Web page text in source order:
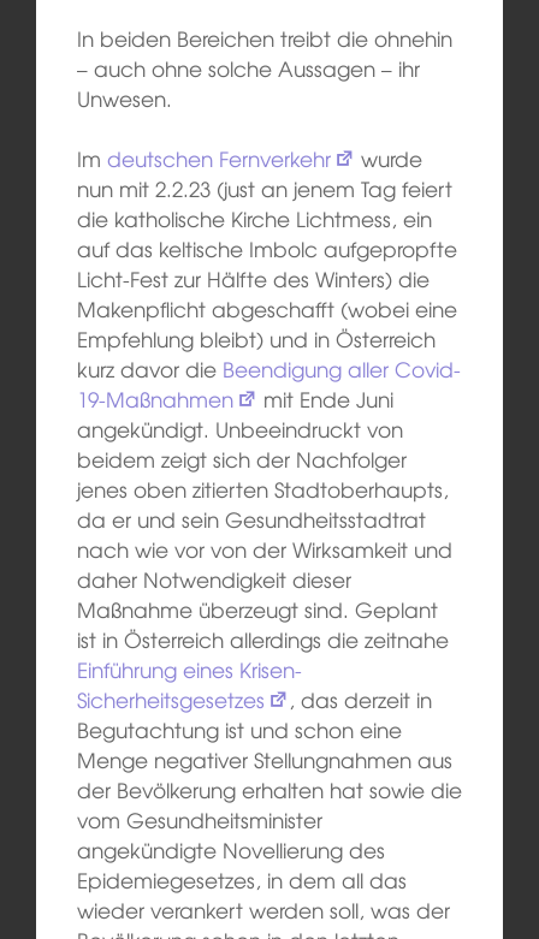
In beiden Bereichen treibt die ohnehin
– auch ohne solche Aussagen – ihr
Unwesen.
Im deutschen Fernverkehr
wurde
nun mit 2.2.23 (just an jenem Tag feiert
die katholische Kirche Lichtmess, ein
auf das keltische Imbolc aufgepropfte
Licht-Fest zur Hälfte des Winters) die
Makenpflicht abgeschafft (wobei eine
Empfehlung bleibt) und in Österreich
kurz davor die Beendigung aller Covid-
19-Maßnahmen
mit Ende Juni
angekündigt. Unbeeindruckt von
beidem zeigt sich der Nachfolger
jenes oben zitierten Stadtoberhaupts,
da er und sein Gesundheitsstadtrat
nach wie vor von der Wirksamkeit und
daher Notwendigkeit dieser
Maßnahme überzeugt sind. Geplant
ist in Österreich allerdings die zeitnahe
Einführung eines Krisen-
Sicherheitsgesetzes
, das derzeit in
Begutachtung ist und schon eine
Menge negativer Stellungnahmen aus
der Bevölkerung erhalten hat sowie die
vom Gesundheitsminister
angekündigte Novellierung des
Epidemiegesetzes, in dem all das
wieder verankert werden soll, was der